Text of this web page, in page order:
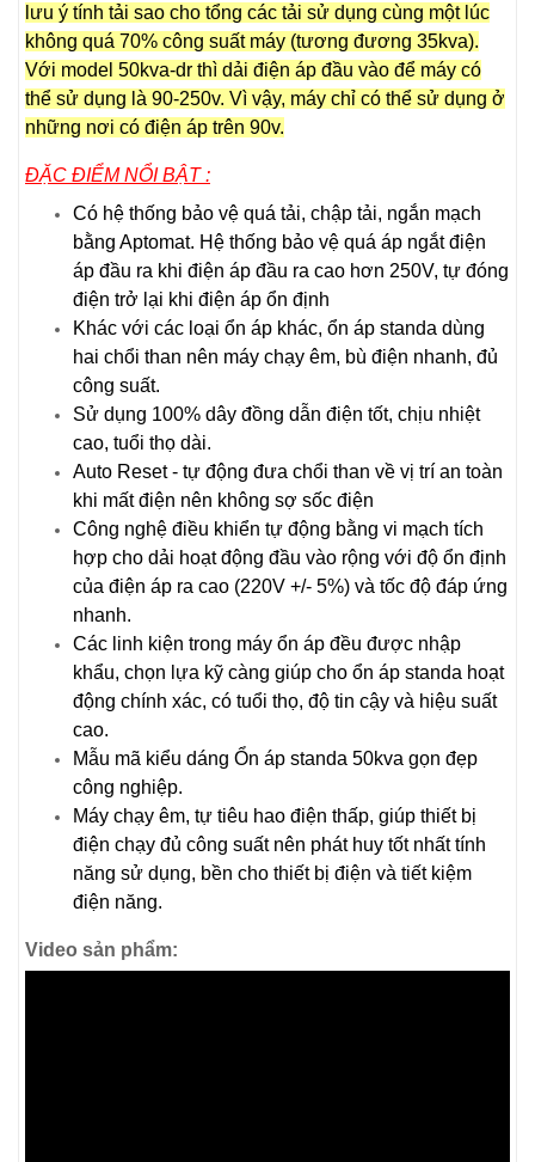
lưu ý tính tải sao cho tổng các tải sử dụng cùng một lúc
không quá 70% công suất máy (tương đương 35kva).
Với model 50kva-dr thì dải điện áp đầu vào để máy có
thể sử dụng là 90-250v. Vì vậy, máy chỉ có thể sử dụng ở
những nơi có điện áp trên 90v.
ĐẶC ĐIỂM NỔI BẬT :
Có hệ thống bảo vệ quá tải, chập tải, ngắn mạch
bằng Aptomat. Hệ thống bảo vệ quá áp ngắt điện
áp đầu ra khi điện áp đầu ra cao hơn 250V, tự đóng
điện trở lại khi điện áp ổn định
Khác với các loại ổn áp khác, ổn áp standa dùng
hai chổi than nên máy chạy êm, bù điện nhanh, đủ
công suất.
Sử dụng 100% dây đồng dẫn điện tốt, chịu nhiệt
cao, tuổi thọ dài.
Auto Reset - tự động đưa chổi than về vị trí an toàn
khi mất điện nên không sợ sốc điện
Công nghệ điều khiển tự động bằng vi mạch tích
hợp cho dải hoạt động đầu vào rộng với độ ổn định
của điện áp ra cao (220V +/- 5%) và tốc độ đáp ứng
nhanh.
Các linh kiện trong máy ổn áp đều được nhập
khẩu, chọn lựa kỹ càng giúp cho ổn áp standa hoạt
động chính xác, có tuổi thọ, độ tin cậy và hiệu suất
cao.
Mẫu mã kiểu dáng Ổn áp standa 50kva gọn đẹp
công nghiệp.
Máy chạy êm, tự tiêu hao điện thấp, giúp thiết bị
điện chạy đủ công suất nên phát huy tốt nhất tính
năng sử dụng, bền cho thiết bị điện và tiết kiệm
điện năng.
Video sản phẩm: